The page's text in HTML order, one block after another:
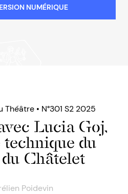
NUMÉRIQUE
Théâtre • N°301 S2 2025
Lucia Goj,
du
Châtelet
Poidevin